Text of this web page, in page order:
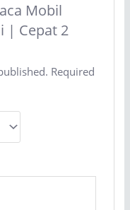
Mobil
| Cepat 2
Required